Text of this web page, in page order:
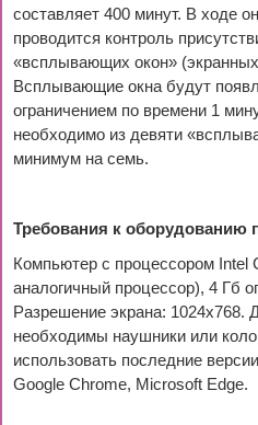
составляет 400 минут. В ходе
проводится контроль
«всплывающих окон»
Всплывающие окна будут
ограничением по времени 1
необходимо из девяти
минимум на семь.
Требования к оборудованию
Компьютер с процессором Intel
аналогичный процессор), 4 Гб
Разрешение экрана: 1024x768.
необходимы наушники или
использовать последние
Google Chrome, Microsoft Edge.